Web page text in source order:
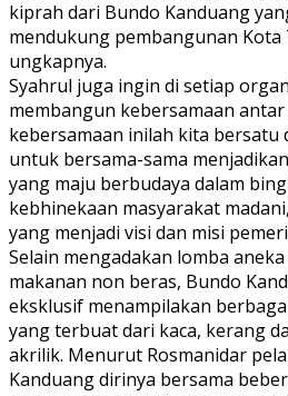
kiprah dari Bundo Kanduang
mendukung pembangunan Kota
ungkapnya.
Syahrul juga ingin di setiap
membangun kebersamaan antar
kebersamaan inilah kita bersatu
untuk bersama-sama
yang maju berbudaya dalam
kebhinekaan masyarakat
yang menjadi visi dan misi
Selain mengadakan lomba
makanan non beras, Bundo
eksklusif menampilakan
yang terbuat dari kaca, kerang
akrilik. Menurut Rosmanidar
Kanduang dirinya bersama